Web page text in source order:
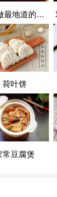
如何做最地道的重庆口水鸡
荷叶饼
常豆腐煲